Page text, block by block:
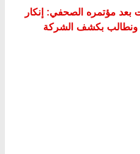
بعد مؤتمره الصحفي: إنكار
ونطالب بكشف الشركة